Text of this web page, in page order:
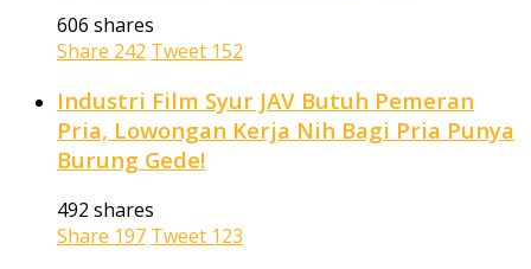
606 shares
Share 242 Tweet 152
Industri Film Syur JAV Butuh Pemeran
Pria, Lowongan Kerja Nih Bagi Pria Punya
Burung Gede!
492 shares
Share 197 Tweet 123